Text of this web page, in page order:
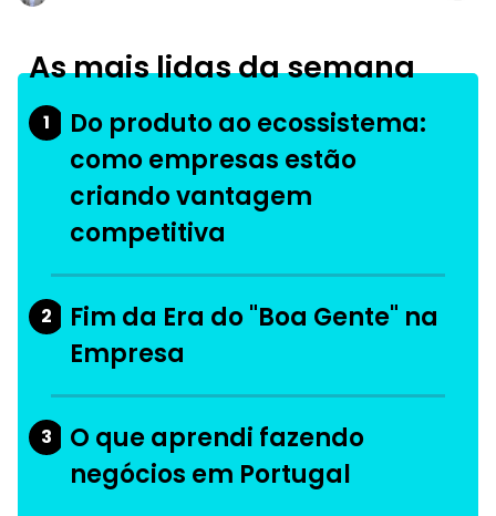
As mais lidas da semana
1
Do produto ao ecossistema:
como empresas estão
criando vantagem
competitiva
2
Fim da Era do "Boa Gente" na
Empresa
3
O que aprendi fazendo
negócios em Portugal